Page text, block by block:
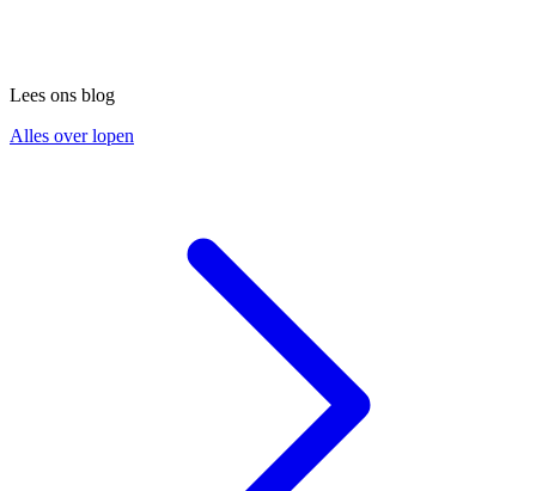
Lees ons blog
Alles over lopen